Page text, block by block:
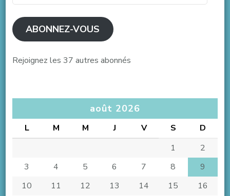
ABONNEZ-VOUS
Rejoignez les 37 autres abonnés
août 2026
L M M J V S
D
1
2
3
4 5 6 7 8
9
10
11 12 13 14 15
16